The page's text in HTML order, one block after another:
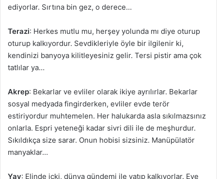
ediyorlar. Sırtına bin gez, o derece…
Terazi: Herkes mutlu mu, herşey yolunda mı diye oturup
oturup kalkıyordur. Sevdikleriyle öyle bir ilgilenir ki,
kendinizi banyoya kilitleyesiniz gelir. Tersi pistir ama çok
tatlılar ya…
Akrep: Bekarlar ve evliler olarak ikiye ayrılırlar. Bekarlar
sosyal medyada fingirderken, evliler evde terör
estiriyordur muhtemelen. Her halukarda asla sıkılmazsınız
onlarla. Espri yeteneği kadar sivri dili ile de meşhurdur.
Sıkıldıkça size sarar. Onun hobisi sizsiniz. Manüpülatör
manyaklar…
Yay: Elinde içki, dünya gündemi ile yatıp kalkıyorlar. Eve